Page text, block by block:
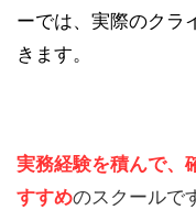
ーでは、実際のクラ
きます。
実務経験を積んで、
すすめのスクールで